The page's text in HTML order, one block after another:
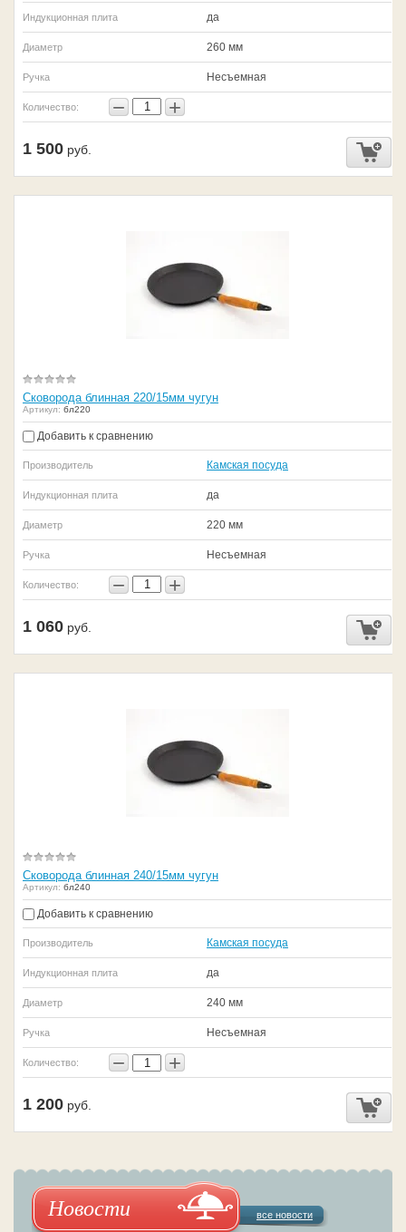
Индукционная плита да
Диаметр 260 мм
Ручка Несъемная
Количество: − +
1 500 руб.
Сковорода блинная 220/15мм чугун
Артикул: бл220
Добавить к сравнению
Производитель Камская посуда
Индукционная плита да
Диаметр 220 мм
Ручка Несъемная
Количество: − +
1 060 руб.
Сковорода блинная 240/15мм чугун
Артикул: бл240
Добавить к сравнению
Производитель Камская посуда
Индукционная плита да
Диаметр 240 мм
Ручка Несъемная
Количество: − +
1 200 руб.
Новости все новости